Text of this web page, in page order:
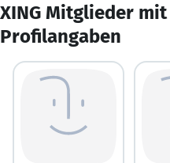
XING Mitglieder
Profilangaben